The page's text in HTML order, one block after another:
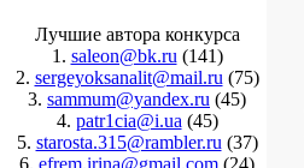
Лучшие автора конкурса
1. saleon@bk.ru (141)
2. sergeyoksanalit@mail.ru (75)
3. sammum@yandex.ru (45)
4. patr1cia@i.ua (45)
5. starosta.315@rambler.ru (37)
6. efrem.irina@gmail.com (24)